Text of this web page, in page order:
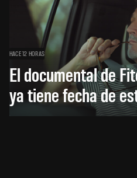
HACE 12 HORAS
El documental de
ya tiene fecha de